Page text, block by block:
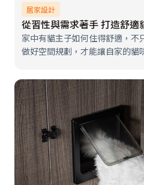
居家設計
從習性與需求著手 打造舒適
家中有貓主子如何住得舒適，不
做好空間規劃，才能讓自家的貓
對居住空間環境的需求，如此才
得既愉快又安心。